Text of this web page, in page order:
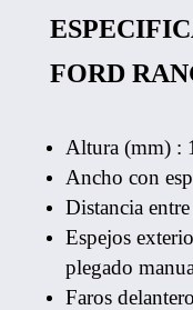
FORD
Altura (mm) :
Ancho con
Distancia
Espejos
plegado
Faros